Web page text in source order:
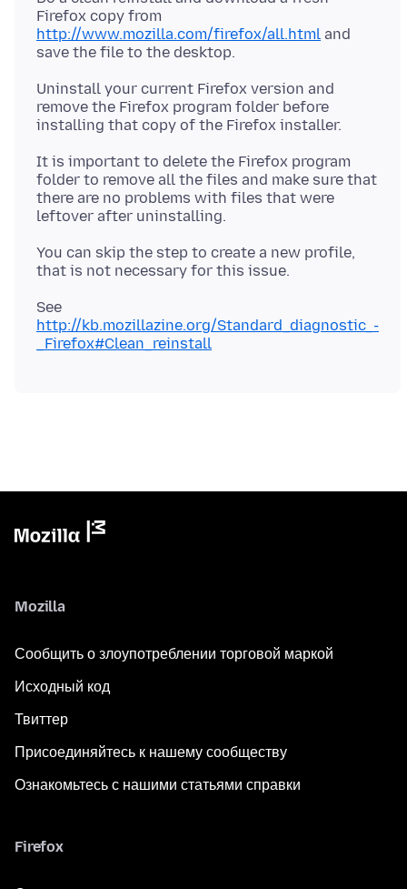
Firefox copy from
http://www.mozilla.com/firefox/all.html and
Uninstall your current Firefox version and
remove the Firefox program folder before
It is important to delete the Firefox program
folder to remove all the files and make sure that
there are no problems with files that were
You can skip the step to create a new profile,
See
http://kb.mozillazine.org/Standard_diagnostic_-
_Firefox#Clean_reinstall
Mozilla
Сообщить о злоупотреблении торговой маркой
Исходный код
Твиттер
Присоединяйтесь к нашему сообществу
Ознакомьтесь с нашими статьями справки
Firefox